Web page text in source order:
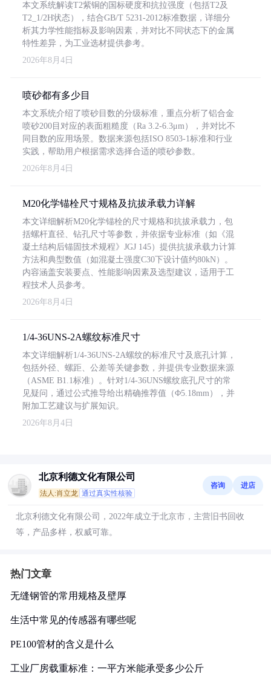
本文系统解读T2紫铜的国标硬度和抗拉强度（包括T2及
T2_1/2H状态），结合GB/T 5231-2012标准数据，详细分
析其力学性能指标及影响因素，并对比不同状态下的金属
特性差异，为工业选材提供参考。
2026年8月4日
喷砂都有多少目
本文系统介绍了喷砂目数的分级标准，重点分析了铝合金
喷砂200目对应的表面粗糙度（Ra 3.2-6.3μm），并对比不
同目数的应用场景。数据来源包括ISO 8503-1标准和行业
实践，帮助用户根据需求选择合适的喷砂参数。
2026年8月4日
M20化学锚栓尺寸规格及抗拔承载力详解
本文详细解析M20化学锚栓的尺寸规格和抗拔承载力，包
括螺杆直径、钻孔尺寸等参数，并依据专业标准（如《混
凝土结构后锚固技术规程》JGJ 145）提供抗拔承载力计算
方法和典型数值（如混凝土强度C30下设计值约80kN）。
内容涵盖安装要点、性能影响因素及选型建议，适用于工
程技术人员参考。
2026年8月4日
1/4-36UNS-2A螺纹标准尺寸
本文详细解析1/4-36UNS-2A螺纹的标准尺寸及底孔计算，
包括外径、螺距、公差等关键参数，并提供专业数据来源
（ASME B1.1标准）。针对1/4-36UNS螺纹底孔尺寸的常
见疑问，通过公式推导给出精确推荐值（Φ5.18mm），并
附加工艺建议与扩展知识。
2026年8月4日
北京利德文化有限公司
法人:肖立龙 通过真实性核验
咨询 进店
北京利德文化有限公司，2022年成立于北京市，主营旧书回收
等，产品多样，权威可靠。
热门文章
无缝钢管的常用规格及壁厚
生活中常见的传感器有哪些呢
PE100管材的含义是什么
工业厂房载重标准：一平方米能承受多少公斤